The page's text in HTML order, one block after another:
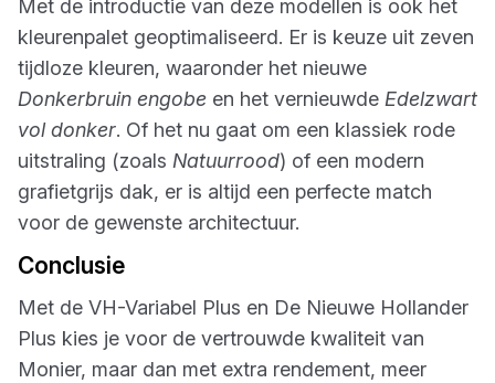
Met de introductie van deze modellen is ook het
kleurenpalet geoptimaliseerd. Er is keuze uit zeven
tijdloze kleuren, waaronder het nieuwe
Donkerbruin engobe en het vernieuwde Edelzwart
vol donker. Of het nu gaat om een klassiek rode
uitstraling (zoals Natuurrood) of een modern
grafietgrijs dak, er is altijd een perfecte match
voor de gewenste architectuur.
Conclusie
Met de VH-Variabel Plus en De Nieuwe Hollander
Plus kies je voor de vertrouwde kwaliteit van
Monier, maar dan met extra rendement, meer